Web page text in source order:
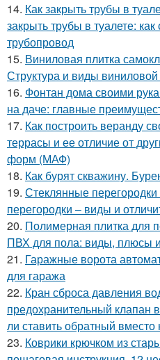
14. Как закрыть трубы в
закрыть трубы в туалете: как
трубопровод
15. Виниловая плитка
Структура и виды
16. Фонтан дома своими
на даче: главные
17. Как построить веранду
террасы и ее отличие от
форм (МАФ)
18. Как бурят скважину.
19. Стеклянные
перегородки – виды и
20. Полимерная плитка для
ПВХ для пола: виды, плюсы
21. Гаражные ворота
для гаража
22. Кран сброса давления
предохранительный клапан
ли ставить обратный вместо
23. Коврики крючком из